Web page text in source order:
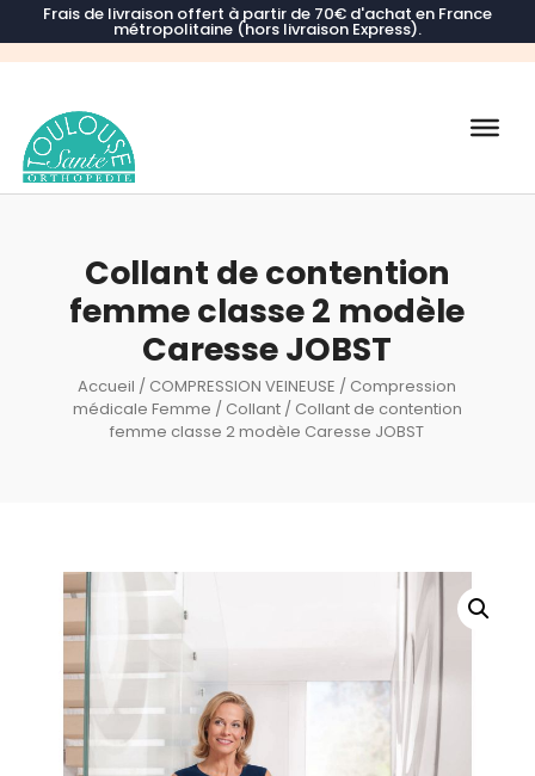
Frais de livraison offert à partir de 70€ d'achat en France
métropolitaine (hors livraison Express).
Recherche
Collant de contention
femme classe 2 modèle
Caresse JOBST
Accueil / COMPRESSION VEINEUSE / Compression
médicale Femme / Collant/ Collant de contention
femme classe 2 modèle Caresse JOBST